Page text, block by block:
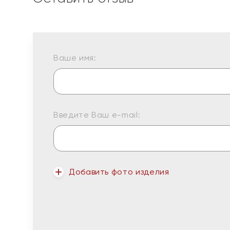
Ваше имя:
Введите Ваш e-mail:
Добавить фото изделия